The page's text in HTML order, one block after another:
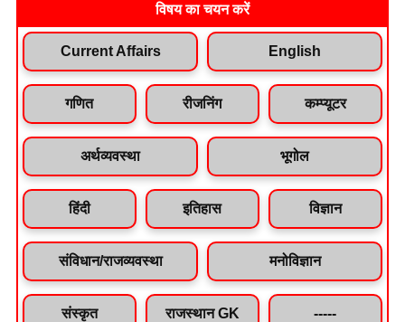
विषय का चयन करें
Current Affairs English
गणित रीजनिंग कम्प्यूटर
अर्थव्यवस्था भूगोल
हिंदी इतिहास विज्ञान
संविधान/राजव्यवस्था मनोविज्ञान
संस्कृत राजस्थान GK -----